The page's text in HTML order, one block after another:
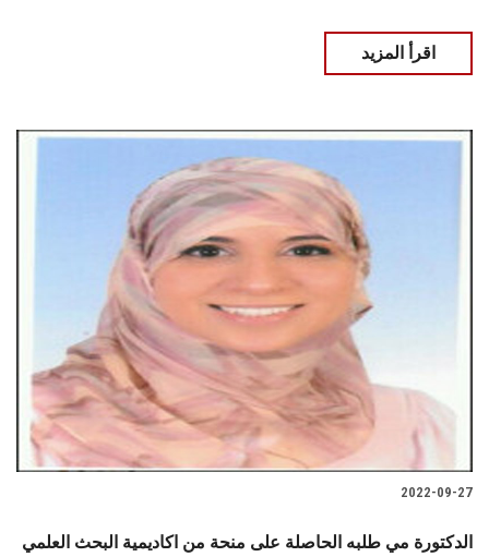
اقرأ المزيد
2022-09-27
الدكتورة مي طلبه الحاصلة على منحة من اكاديمية البحث العلمي